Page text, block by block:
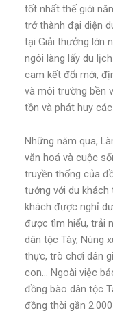
tốt nhất thế giới
trở thành đại diện
tại Giải thưởng lớn
ngôi làng lấy du
cam kết đổi mới,
và môi trường bền
tồn và phát huy
Những năm qua,
văn hoá và cuộc
truyền thống của
tưởng với du khách
khách được nghỉ
được tìm hiểu, trải
dân tộc Tày, Nùng
thực, trò chơi dân
con… Ngoài việc
đồng bào dân tộc
đồng thời gần